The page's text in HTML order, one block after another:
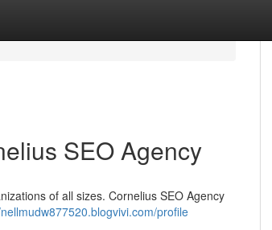
SEO Agency
of all sizes. Cornelius SEO Agency
profile